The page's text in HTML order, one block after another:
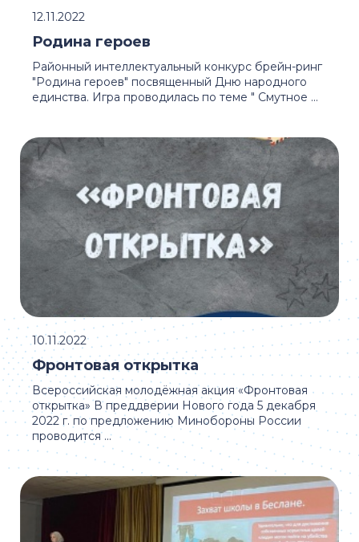
Районный интеллектуальный конкурс брейн-ринг
"Родина героев" посвященный Дню народного
единства. Игра проводилась по теме " Смутное ...
Родина героев
12.11.2022
Всероссийская молодёжная акция «Фронтовая
открытка» В преддверии Нового года 5 декабря
2022 г. по предложению Минобороны России
проводится ...
Фронтовая открытка
10.11.2022